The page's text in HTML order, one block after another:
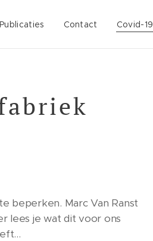
Publicaties Contact Covid-19
beperken. Marc Van Ranst
lees je wat dit voor ons